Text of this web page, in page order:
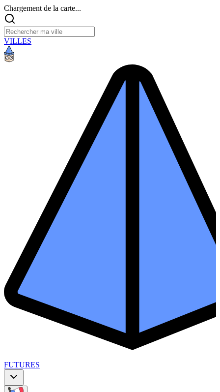
Chargement de la carte...
VILLES
FUTURES